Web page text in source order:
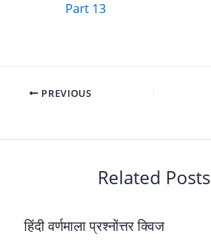
Part 13
PREVIOUS
Related Posts
हिंदी वर्णमाला प्रश्नोंत्तर क्विज